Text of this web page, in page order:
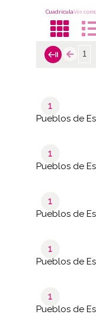
CuadrículaVer
1
Pueblos de
1
Pueblos de
1
Pueblos de
1
Pueblos de
1
Pueblos de